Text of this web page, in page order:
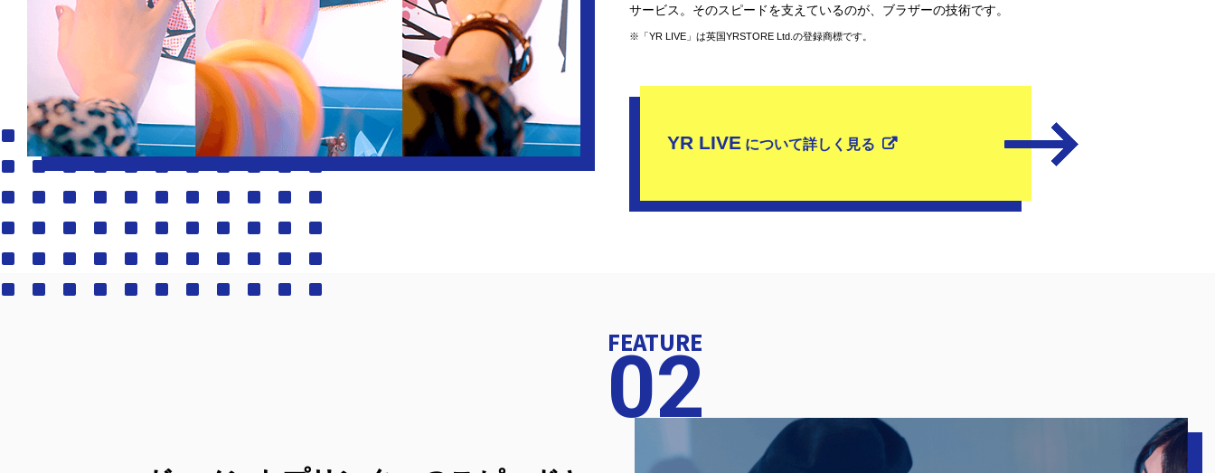
サービス。そのスピードを支えているのが、ブラザーの技術です。
※「YR LIVE」は英国YRSTORE Ltd.の登録商標です。
YR LIVE について詳しく見る
FEATURE
02